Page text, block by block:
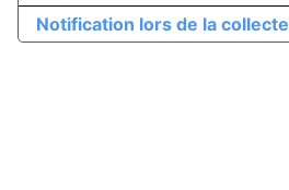
Notification lors de la collecte